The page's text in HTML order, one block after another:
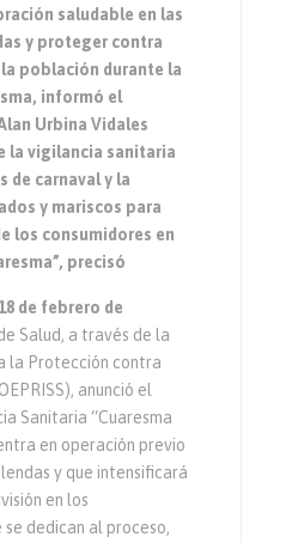
saludable en las
y proteger contra
población durante la
informó el
Urbina Vidales
la vigilancia sanitaria
de carnaval y la
y mariscos para
los consumidores en
precisó
de febrero de
Salud, a través de la
la Protección contra
anunció el
Sanitaria “Cuaresma
en operación previo
y que intensificará
en los
dedican al proceso,